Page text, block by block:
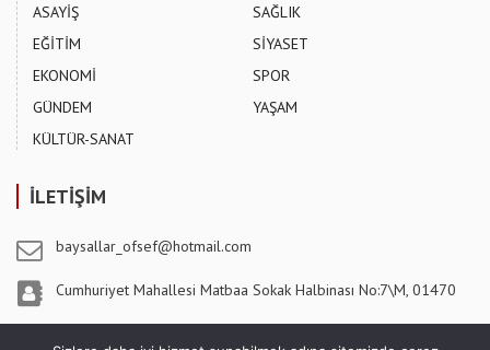
ASAYİŞ
EĞİTİM
EKONOMİ
GÜNDEM
KÜLTÜR-SANAT
SAĞLIK
SİYASET
SPOR
YAŞAM
İLETİŞİM
baysallar_ofsef@hotmail.com
Cumhuriyet Mahallesi Matbaa Sokak Halbinası No:7\M, 01470